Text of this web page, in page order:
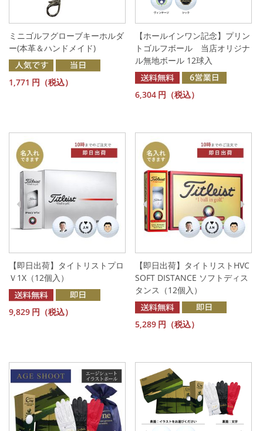
ミニゴルフグローブキーホルダ
ー(本革＆ハンドメイド)
1,771 円（税込）
【ホールインワン記念】プリン
トゴルフボール 当店オリジナ
ル無地ボール 12球入
6,304 円（税込）
【即日出荷】タイトリストプロ
Ｖ1X（12個入）
9,829 円（税込）
【即日出荷】タイトリストHVC
SOFT DISTANCE ソフトディス
タンス（12個入）
5,289 円（税込）